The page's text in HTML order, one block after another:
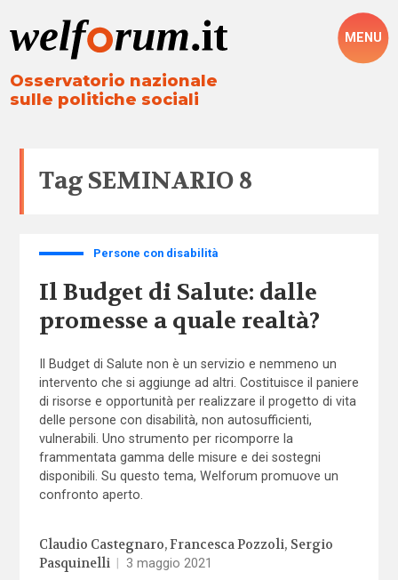
Osservatorio nazionale
sulle politiche sociali
MENU
Tag SEMINARIO 8
Persone con disabilità
Il Budget di Salute: dalle
promesse a quale realtà?
Il Budget di Salute non è un servizio e nemmeno un
intervento che si aggiunge ad altri. Costituisce il paniere
di risorse e opportunità per realizzare il progetto di vita
delle persone con disabilità, non autosufficienti,
vulnerabili. Uno strumento per ricomporre la
frammentata gamma delle misure e dei sostegni
disponibili. Su questo tema, Welforum promuove un
confronto aperto.
Claudio Castegnaro Francesca Pozzoli Sergio
Pasquinelli
3 maggio 2021